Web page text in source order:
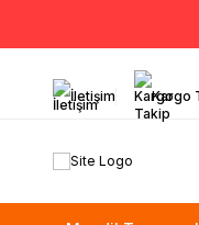
İletişim Kargo